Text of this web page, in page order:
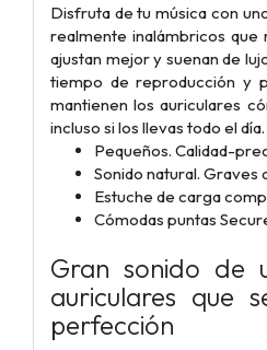
Disfruta de tu música con
realmente inalámbricos que
ajustan mejor y suenan de
tiempo de reproducción y
mantienen los auriculares
incluso si los llevas todo el día.
Pequeños. Calidad-
Sonido natural. Graves
Estuche de carga
Cómodas puntas
Gran sonido de
auriculares que
perfección